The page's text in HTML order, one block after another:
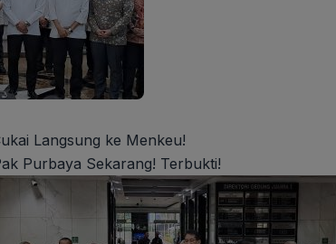
Langsung ke Menkeu!
Purbaya Sekarang! Terbukti!